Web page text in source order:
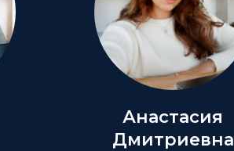
Анастасия
Дмитриевна